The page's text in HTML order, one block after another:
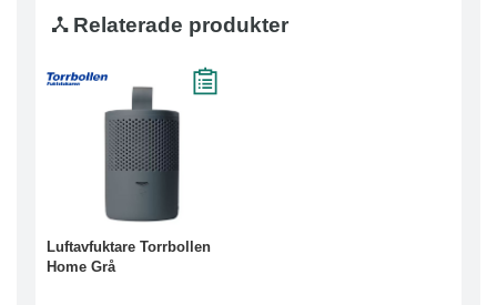
Relaterade produkter
Luftavfuktare Torrbollen
Home Grå